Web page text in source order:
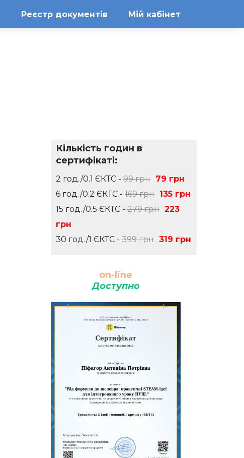
Реєстр документів Мій кабінет
Кількість годин в
сертифікаті:
2 год./0.1 ЄКТС - 99 грн 79 грн
6 год./0.2 ЄКТС - 169 грн 135 грн
15 год./0.5 ЄКТС - 279 грн 223
грн
30 год./1 ЄКТС - 399 грн 319 грн
on-line
Доступно